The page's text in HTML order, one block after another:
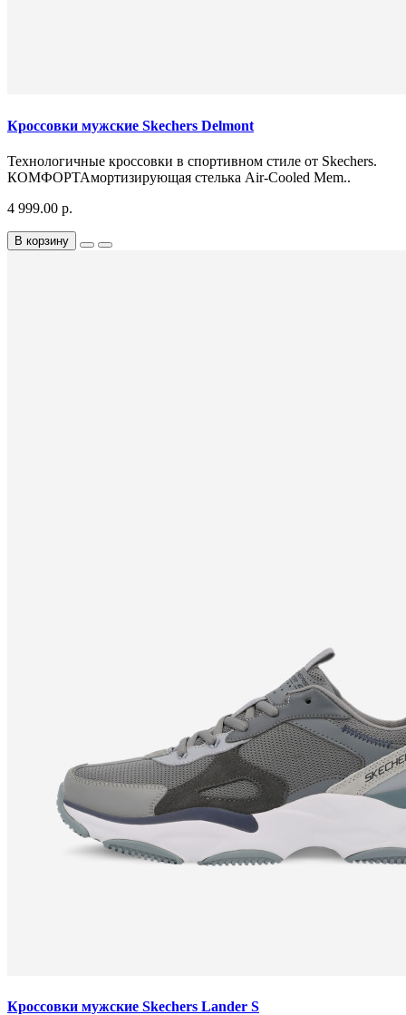
Кроссовки мужские Skechers Delmont
Технологичные кроссовки в спортивном стиле от Skechers.
КОМФОРТАмортизирующая стелька Air-Cooled Mem..
4 999.00 р.
В корзину
Кроссовки мужские Skechers Lander S